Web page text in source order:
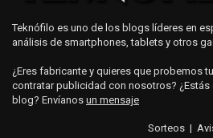
Teknófilo es uno de los blogs líderes en
análisis de smartphones, tablets y otros
¿Eres fabricante y quieres que probemos
contratar publicidad con nosotros? ¿Estás
blog? Envíanos un mensaje
Sorteos |